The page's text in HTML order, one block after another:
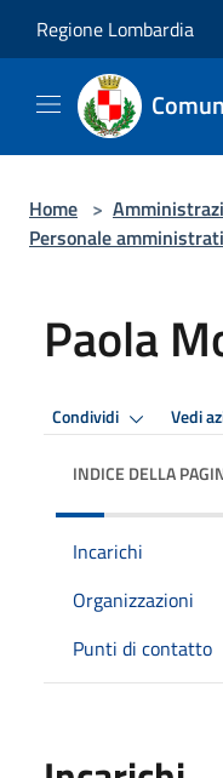
Regione Lombardia
Home >
Personale
Paola
Condividi Vedi
INDICE DELLA
Incarichi
Organizzazioni
Punti di contatto